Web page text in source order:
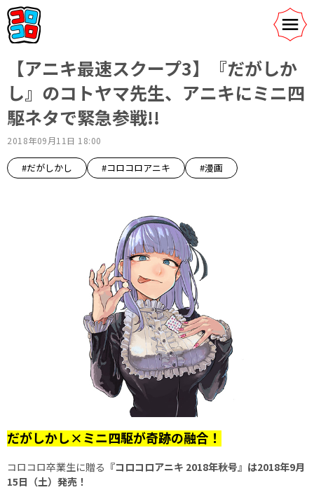
【アニキ最速スクープ3】『だがしか
し』のコトヤマ先生、アニキにミニ四
駆ネタで緊急参戦!!
2018年09月11日 18:00
#だがしかし #コロコロアニキ #漫画
だがしかし×ミニ四駆が奇跡の融合！
コロコロ卒業生に贈る 『コロコロアニキ 2018年秋号』は2018年9月
15日（土）発売！